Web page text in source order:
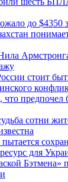
до
стоит
что предпочел
сотни
для
Бэтмена»